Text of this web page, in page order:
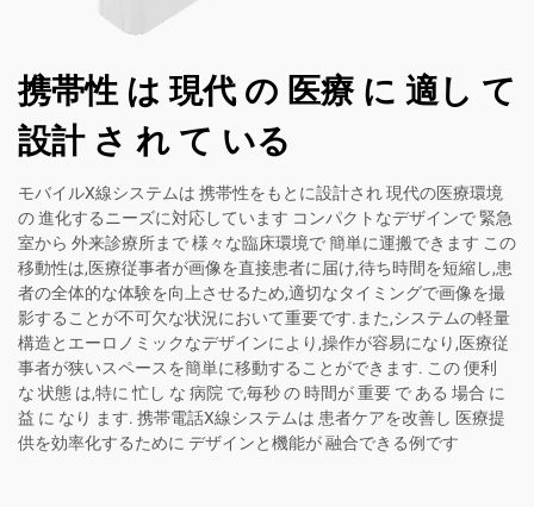
携帯性 は 現代 の 医療 に 適し て
設計 さ れ て いる
モバイルX線システムは 携帯性をもとに設計され 現代の医療環境
の 進化するニーズに対応しています コンパクトなデザインで 緊急
室から 外来診療所まで 様々な臨床環境で 簡単に運搬できます この
移動性は,医療従事者が画像を直接患者に届け,待ち時間を短縮し,患
者の全体的な体験を向上させるため,適切なタイミングで画像を撮
影することが不可欠な状況において重要です.また,システムの軽量
構造とエーロノミックなデザインにより,操作が容易になり,医療従
事者が狭いスペースを簡単に移動することができます. この 便利
な 状態 は,特に 忙し な 病院 で,毎秒 の 時間が 重要 で ある 場合 に
益 に なり ます. 携帯電話X線システムは 患者ケアを改善し 医療提
供を効率化するために デザインと機能が 融合できる例です